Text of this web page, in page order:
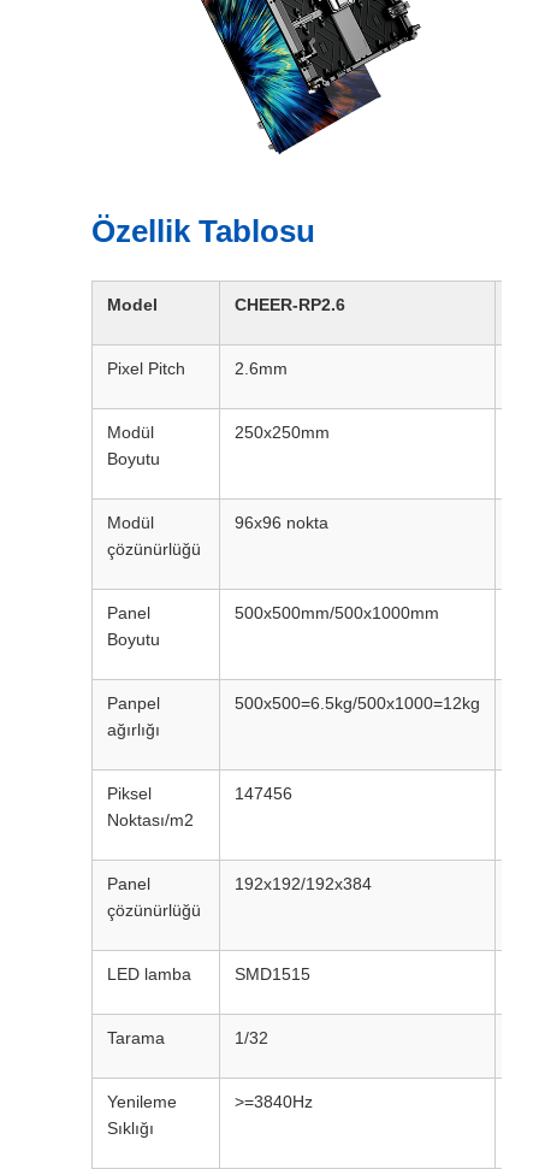
Özellik Tablosu
Model CHEER-RP2.6
Pixel Pitch 2.6mm
Modül
Boyutu
250x250mm
Modül
çözünürlüğü
96x96 nokta
Panel
Boyutu
500x500mm/500x1000mm
Panpel
ağırlığı
500x500=6.5kg/500x1000=12kg
Piksel
Noktası/m2
147456
Panel
çözünürlüğü
192x192/192x384
LED lamba SMD1515
Tarama 1/32
Yenileme
Sıklığı
>=3840Hz